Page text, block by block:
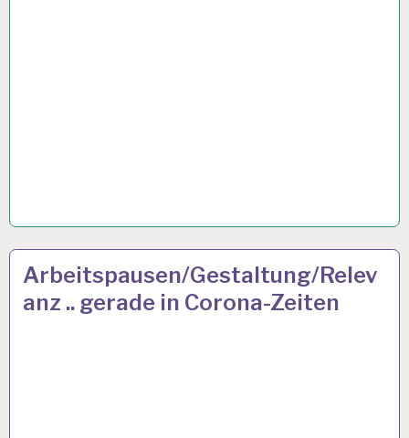
12-
STUNDEN-
ARBEITSTAG…
Arbeitspausen/Gestaltung/Relev
anz .. gerade in Corona-Zeiten
28 AUG. 2020